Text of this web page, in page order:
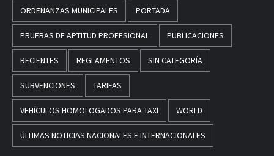
ORDENANZAS MUNICIPALES PORTADA
PRUEBAS DE APTITUD PROFESIONAL PUBLICACIONES
RECIENTES REGLAMENTOS SIN CATEGORÍA
SUBVENCIONES TARIFAS
VEHÍCULOS HOMOLOGADOS PARA TAXI WORLD
ÚLTIMAS NOTICIAS NACIONALES E INTERNACIONALES